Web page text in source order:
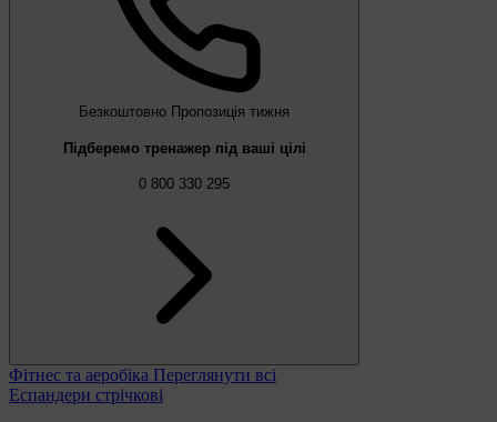
Безкоштовно Пропозиція тижня
Підберемо тренажер під ваші цілі
0 800 330 295
Фітнес та аеробіка Переглянути всі
Еспандери стрічкові